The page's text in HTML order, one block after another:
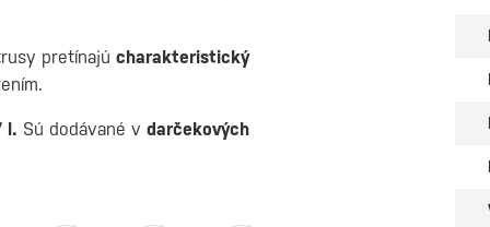
pretínajú charakteristický
l. Sú dodávané v darčekových